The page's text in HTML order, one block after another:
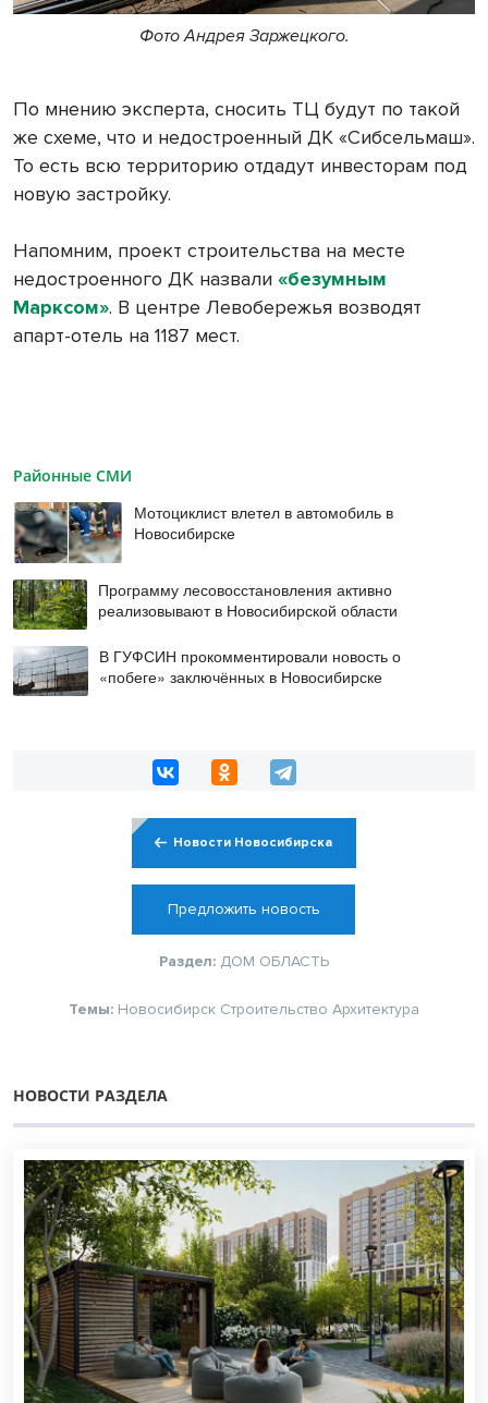
Фото Андрея Заржецкого.
По мнению эксперта, сносить ТЦ будут по такой
же схеме, что и недостроенный ДК «Сибсельмаш».
То есть всю территорию отдадут инвесторам под
новую застройку.
Напомним, проект строительства на месте
недостроенного ДК назвали «безумным
Марксом». В центре Левобережья возводят
апарт-отель на 1187 мест.
Районные СМИ
Мотоциклист влетел в автомобиль в
Новосибирске
Программу лесовосстановления активно
реализовывают в Новосибирской области
В ГУФСИН прокомментировали новость о
«побеге» заключённых в Новосибирске
Новости Новосибирска
Предложить новость
Раздел: ДОМ ОБЛАСТЬ
Темы: Новосибирск Строительство Архитектура
НОВОСТИ РАЗДЕЛА